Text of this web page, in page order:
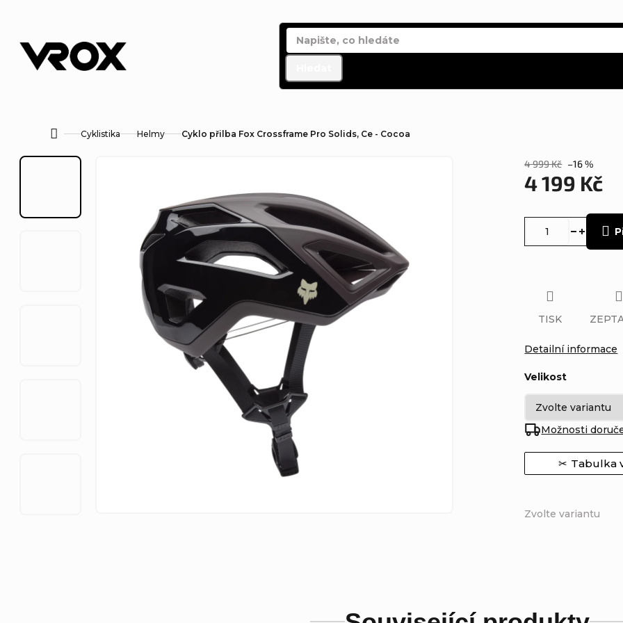
obsah
DomůCyklistika Helmy Cyklo přilba Fox Crossframe Pro Solids, Ce - Cocoa
4 999 Kč –16 %
4 199 Kč
Zvolte variantu
Velikost
Možnosti
Tabulka
Detailní informace
TISK